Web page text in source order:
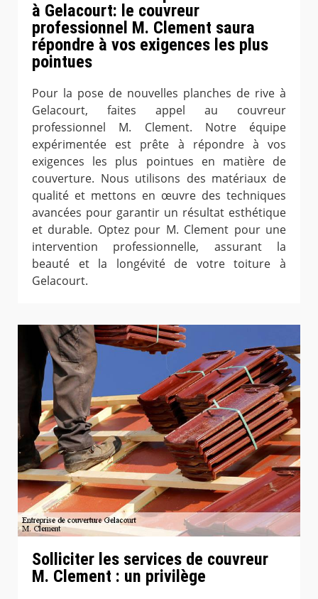
à Gelacourt: le couvreur
professionnel M. Clement saura
répondre à vos exigences les plus
pointues
Pour la pose de nouvelles planches de rive à
Gelacourt, faites appel au couvreur
professionnel M. Clement. Notre équipe
expérimentée est prête à répondre à vos
exigences les plus pointues en matière de
couverture. Nous utilisons des matériaux de
qualité et mettons en œuvre des techniques
avancées pour garantir un résultat esthétique
et durable. Optez pour M. Clement pour une
intervention professionnelle, assurant la
beauté et la longévité de votre toiture à
Gelacourt.
Solliciter les services de couvreur
M. Clement : un privilège